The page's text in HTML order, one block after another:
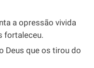
a opressão vivida
fortaleceu.
Deus que os tirou do